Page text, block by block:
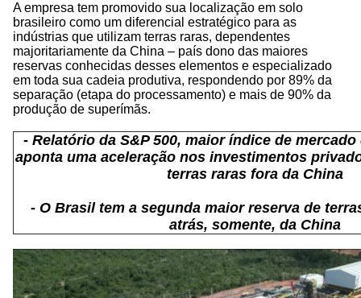
A empresa tem promovido sua localização em solo
brasileiro como um diferencial estratégico para as
indústrias que utilizam terras raras, dependentes
majoritariamente da China – país dono das maiores
reservas conhecidas desses elementos e especializado
em toda sua cadeia produtiva, respondendo por 89% da
separação (etapa do processamento) e mais de 90% da
produção de superímãs.
- Relatório da S&P 500, maior índice de
aponta uma aceleração nos investimentos
terras raras fora da China
- O Brasil tem a segunda maior reserva de
atrás, somente, da China